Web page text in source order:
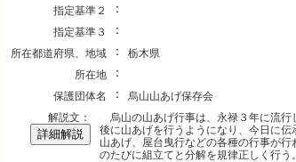
指定基準２
：
指定基準３ ：
所在都道府県、地域 ：
栃木県
所在地
：
保護団体名 ： 烏山山あげ保存会
解説文：
詳細解説
烏山の山あげ行事は、永禄３年に流行
後に山あげを行うようになり、今日に
山あげ、屋台曳行などの各種の行事が
のたびに組立てと分解を規律正しく行